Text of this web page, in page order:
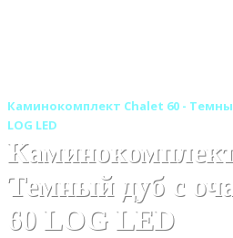
Каминокомплект Chalet 60 -
LOG LED
Темный дуб с
60 LOG LED